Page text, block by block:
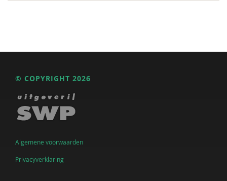
© COPYRIGHT 2026
Algemene voorwaarden
Privacyverklaring